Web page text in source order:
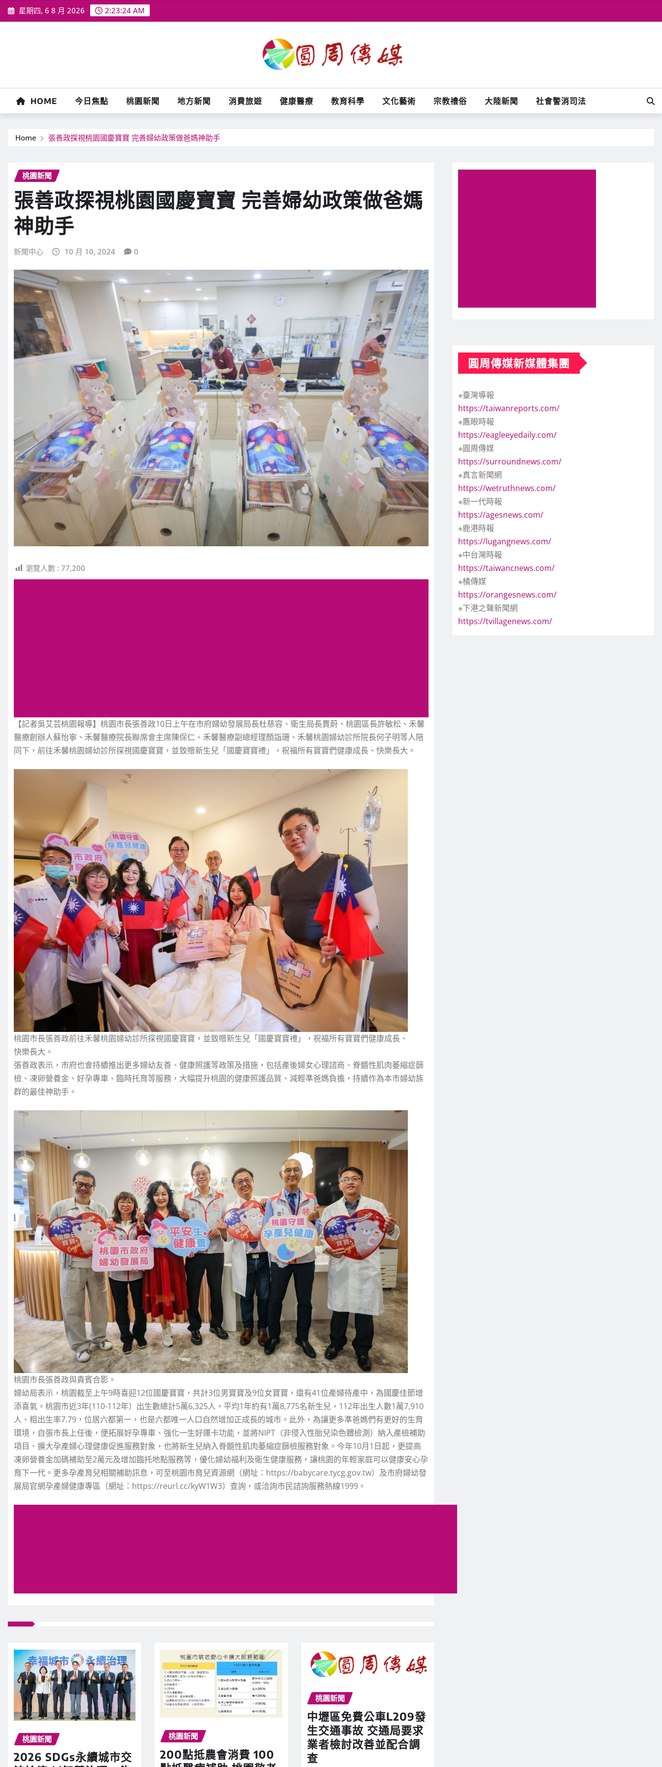
Skip
to
星期四, 6 8 月 2026 2:23:26 AM
HOME 今日焦點 桃園新聞 地方新聞 消費旅遊 健康醫療 教育科學 文化藝術 宗教禮俗 大陸新聞 社會警消司法
Home 張善政探視桃園國慶寶寶 完善婦幼政策做爸媽神助手
桃園新聞
張善政探視桃園國慶寶寶 完善婦幼政策做爸媽
神助手
新聞中心 10 月 10, 2024 0
瀏覽人數 : 77,200
【記者吳艾芸桃園報導】桃園市長張善政10日上午在市府婦幼發展局長杜慈容、衛生局長賈蔚、桃園區長許敏松、禾馨
醫療創辦人蘇怡寧、禾馨醫療院長聯席會主席陳保仁、禾馨醫療副總經理顏詣珊、禾馨桃園婦幼診所院長何子明等人陪
同下，前往禾馨桃園婦幼診所探視國慶寶寶，並致贈新生兒「國慶寶寶禮」，祝福所有寶寶們健康成長、快樂長大。
桃園市長張善政前往禾馨桃園婦幼診所探視國慶寶寶，並致贈新生兒「國慶寶寶禮」，祝福所有寶寶們健康成長、
快樂長大。
張善政表示，市府也會持續推出更多婦幼友善、健康照護等政策及措施，包括產後婦女心理諮商、脊髓性肌肉萎縮症篩
檢、凍卵營養金、好孕專車、臨時托育等服務，大幅提升桃園的健康照護品質、減輕準爸媽負擔，持續作為本市婦幼族
群的最佳神助手。
桃園市長張善政與貴賓合影。
婦幼局表示，桃園截至上午9時喜迎12位國慶寶寶，共計3位男寶寶及9位女寶寶，還有41位產婦待產中，為國慶佳節增
添喜氣。桃園市近3年(110-112年）出生數總計5萬6,325人，平均1年約有1萬8,775名新生兒，112年出生人數1萬7,910
人、粗出生率7.79，位居六都第一，也是六都唯一人口自然增加正成長的城市。此外，為讓更多準爸媽們有更好的生育
環境，自張市長上任後，便拓展好孕專車、強化一生好運卡功能，並將NIPT（非侵入性胎兒染色體檢測）納入產檢補助
項目、擴大孕產婦心理健康促進服務對象，也將新生兒納入脊髓性肌肉萎縮症篩檢服務對象。今年10月1日起，更提高
凍卵營養金加碼補助至2萬元及增加臨托地點服務等，優化婦幼福利及衛生健康服務，讓桃園的年輕家庭可以健康安心孕
育下一代。更多孕產育兒相關補助訊息，可至桃園市育兒資源網（網址：https://babycare.tycg.gov.tw）及市府婦幼發
展局官網孕產婦健康專區（網址：https://reurl.cc/kyW1W3）查詢，或洽詢市民諮詢服務熱線1999。
桃園新聞
2026 SDGs永續城市交
桃園新聞
200點抵農會消費 100
桃園新聞
中壢區免費公車L209發
生交通事故 交通局要求
業者檢討改善並配合調
查
圓周傳媒新媒體集團
※臺灣導報
https://taiwanreports.com/
※鷹眼時報
https://eagleeyedaily.com/
※圓周傳媒
https://surroundnews.com/
※真言新聞網
https://wetruthnews.com/
※新一代時報
https://agesnews.com/
※鹿港時報
https://lugangnews.com/
※中台灣時報
https://taiwancnews.com/
※橘傳媒
https://orangesnews.com/
※下港之聲新聞網
https://tvillagenews.com/